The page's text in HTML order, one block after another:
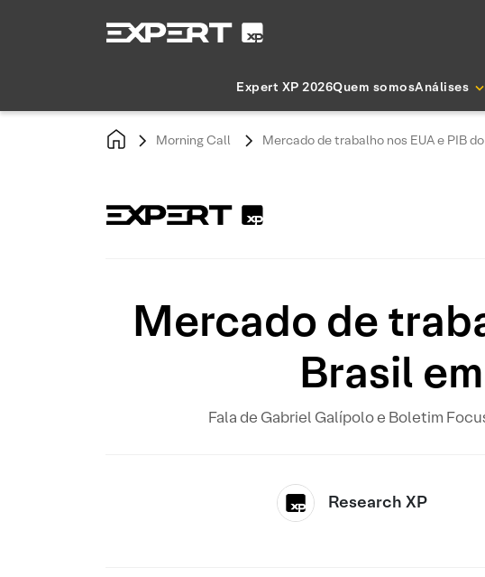
Expert XP 2026Quem somosAnálises
Morning Call Mercado de trabalho nos EUA e PIB
Mercado de
Brasil
Fala de Gabriel Galípolo e Boletim
Research XP